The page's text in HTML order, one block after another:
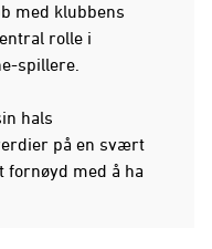
med klubbens
rolle i
spillere.
hals
på en svært
fornøyd med å ha